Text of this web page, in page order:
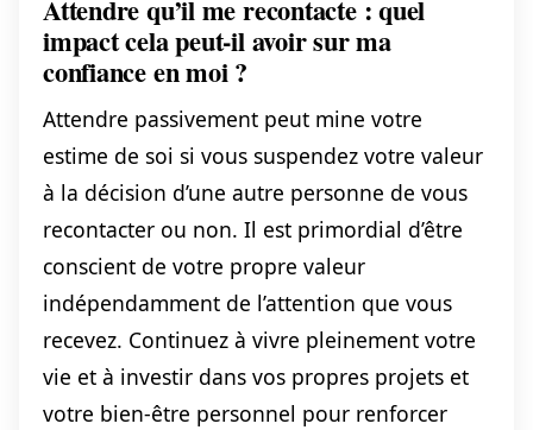
Attendre qu’il me recontacte : quel
impact cela peut-il avoir sur ma
confiance en moi ?
Attendre passivement peut mine votre
estime de soi si vous suspendez votre valeur
à la décision d’une autre personne de vous
recontacter ou non. Il est primordial d’être
conscient de votre propre valeur
indépendamment de l’attention que vous
recevez. Continuez à vivre pleinement votre
vie et à investir dans vos propres projets et
votre bien-être personnel pour renforcer